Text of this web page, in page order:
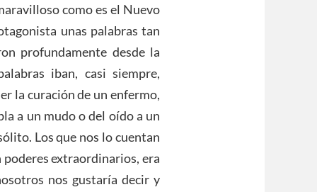
como es el Nuevo
unas palabras tan
profundamente desde la
iban, casi siempre,
la curación de un enfermo,
a un mudo o del oído a un
Los que nos lo cuentan
poderes extraordinarios, era
nos gustaría decir y